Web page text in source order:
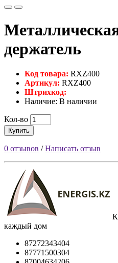
держатель
Код товара: RXZ400
Артикул: RXZ400
Штрихкод:
Наличие: В наличии
Кол-во
Купить
0 отзывов /Написать отзыв
каждый дом
87272343404
87771500304